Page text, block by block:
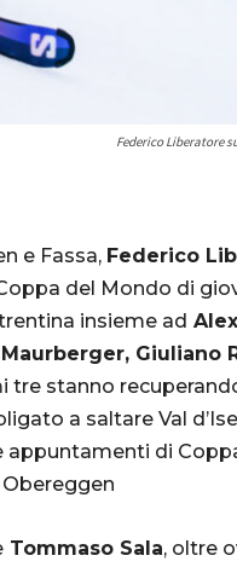
Federico Liberatore
e Fassa, Federico
del Mondo di
insieme ad
Giuliano
tre stanno
a saltare Val
appuntamenti di
Tommaso Sala, oltre